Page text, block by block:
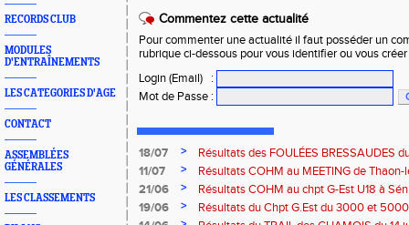
RECORDS CLUB
MODULES
D'ENTRAÎNEMENTS
LES CATEGORIES D'AGE
CONTACT
ASSEMBLÉES
GÉNÉRALES
LES CLASSEMENTS
Commentez cette actualité
Pour commenter une actualité il faut posséder un
rubrique ci-dessous pour vous identifier ou vous
Login (Email)
:
Mot de Passe :
18/07 >
Résultats des FOULÉES BRESSAUDES
Bresse
11/07 >
Résultats COHM au MEETING de Thaon-
2026
21/06 >
Résultats COHM au chpt G-Est U18 à
2026
19/06 >
Résultats du Chpt G.Est du 3000 et